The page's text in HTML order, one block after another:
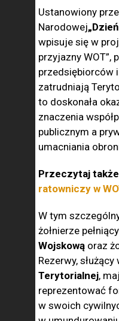
Ustanowiony
Narodowej
wpisuje się w
przyjazny WOT”,
przedsiębiorców
zatrudniają
to doskonała
znaczenia
publicznym a
umacniania
Przeczytaj
ratowniczy w
W tym
żołnierze pełniący
Wojskową oraz
Rezerwy, służący
Terytorialnej,
reprezentować
w swoich